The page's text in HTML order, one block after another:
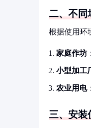
二、不同
根据使用环
家庭作坊
小型加工
农业用电
三、安装